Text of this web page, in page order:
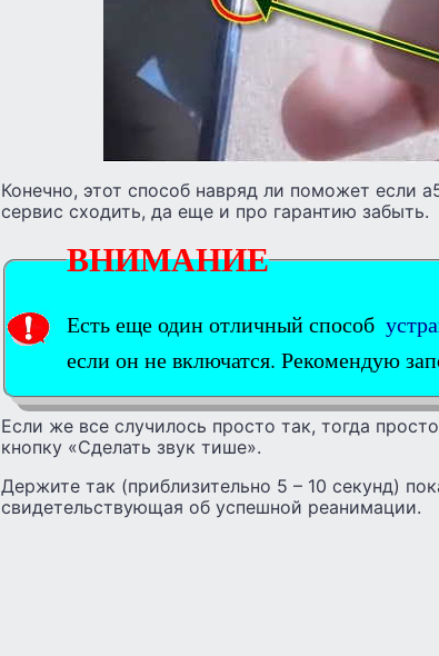
Конечно, этот способ навряд ли поможет если
сервис сходить, да еще и про гарантию забыть.
ВНИМАНИЕ
Есть еще один отличный способ
если он не включатся. Рекомендую
Если же все случилось просто так, тогда
кнопку «Сделать звук тише».
Держите так (приблизительно 5 – 10 секунд)
свидетельствующая об успешной реанимации.